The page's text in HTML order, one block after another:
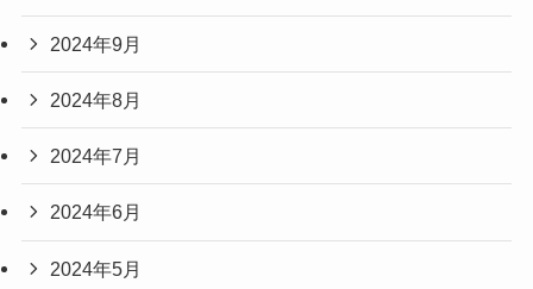
2024年9月
2024年8月
2024年7月
2024年6月
2024年5月